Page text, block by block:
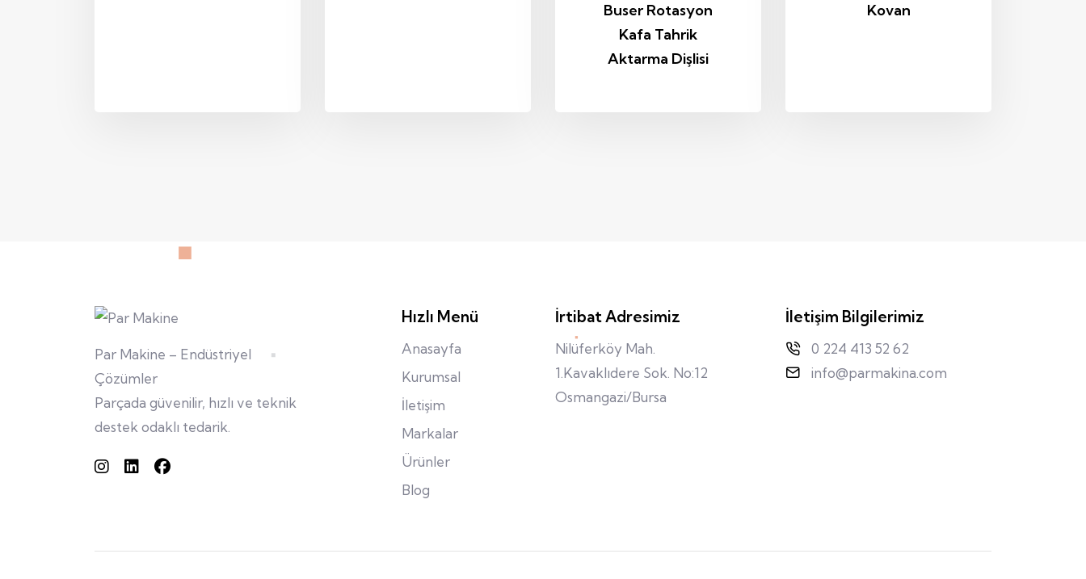
Buser Rotasyon
Kafa Tahrik
Aktarma Dişlisi
Kovan
Par Makine – Endüstriyel
Çözümler
Parçada güvenilir, hızlı ve teknik
destek odaklı tedarik.
Hızlı Menü
Anasayfa
Kurumsal
İletişim
Markalar
Ürünler
Blog
İrtibat Adresimiz
Nilüferköy Mah.
1.Kavaklıdere Sok. No:12
Osmangazi/Bursa
İletişim Bilgilerimiz
0 224 413 52 62
info@parmakina.com